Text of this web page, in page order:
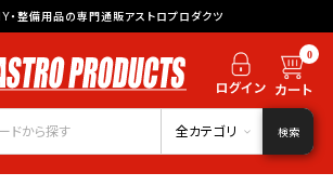
・整備用品の専門通販アストロプロダクツ
0
全カテゴリ 検索